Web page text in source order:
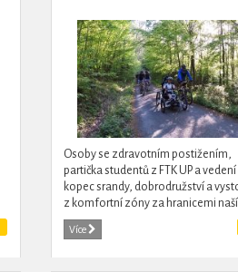
Osoby se zdravotním postižením,
partička studentů z FTK UP a vedení
kopec srandy, dobrodružství a
z komfortní zóny za hranicemi
republiky.
Více